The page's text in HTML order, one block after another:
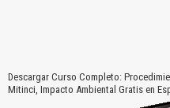
Descargar Curso Completo:
Mitinci, Impacto Ambiental Gratis en